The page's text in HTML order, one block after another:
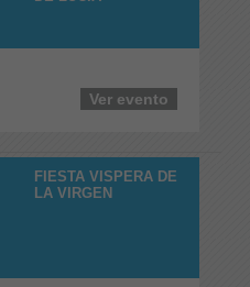
Ver evento
FIESTA VISPERA DE
LA VIRGEN